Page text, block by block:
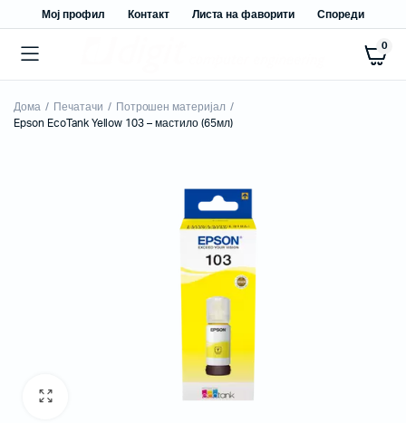
Мој профил Контакт Листа на фаворити Спореди
0
Дома Печатачи
Потрошен материјал
Epson EcoTank Yellow 103 – мастило (65мл)